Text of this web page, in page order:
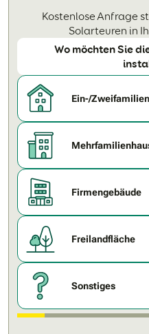
Kostenlose Anfrage
Solarteuren in
Wo möchten Sie
Ein-/
Firmengebäude
Freilandfläche
Sonstiges